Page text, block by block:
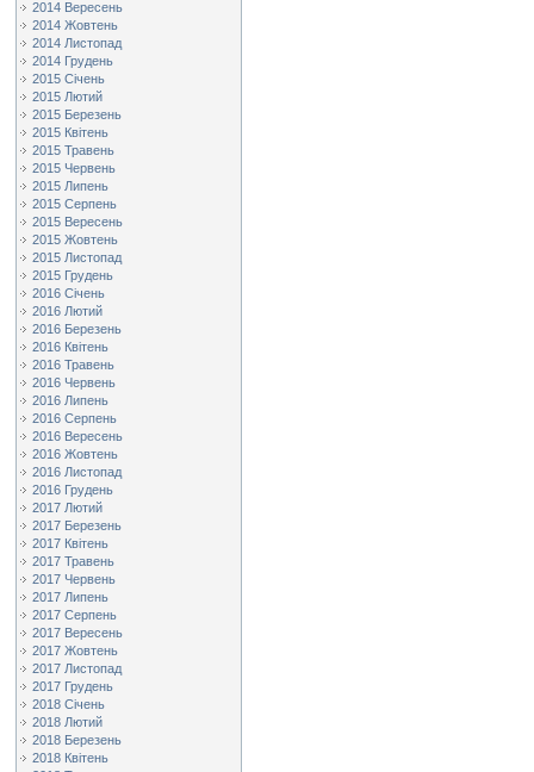
2014 Вересень
2014 Жовтень
2014 Листопад
2014 Грудень
2015 Січень
2015 Лютий
2015 Березень
2015 Квітень
2015 Травень
2015 Червень
2015 Липень
2015 Серпень
2015 Вересень
2015 Жовтень
2015 Листопад
2015 Грудень
2016 Січень
2016 Лютий
2016 Березень
2016 Квітень
2016 Травень
2016 Червень
2016 Липень
2016 Серпень
2016 Вересень
2016 Жовтень
2016 Листопад
2016 Грудень
2017 Лютий
2017 Березень
2017 Квітень
2017 Травень
2017 Червень
2017 Липень
2017 Серпень
2017 Вересень
2017 Жовтень
2017 Листопад
2017 Грудень
2018 Січень
2018 Лютий
2018 Березень
2018 Квітень